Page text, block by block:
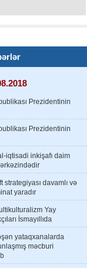
Prezidentinin
Prezidentinin
iqtisadi inkişafı daim
strategiyası davamlı və
yaradır
Yay
İsmayıllıda
yataqxanalarda
məcburi